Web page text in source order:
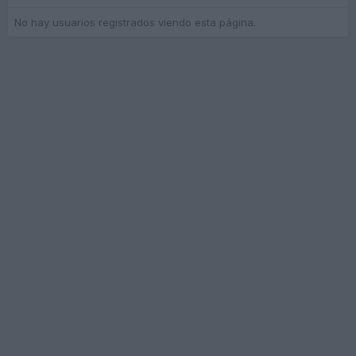
No hay usuarios registrados viendo esta página.